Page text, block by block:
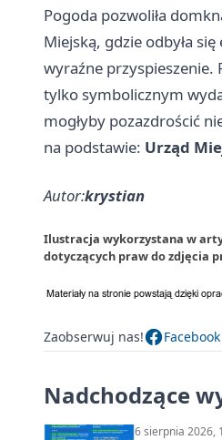
Pogoda pozwoliła
Miejską, gdzie odbyła
wyraźne przyspieszenie.
tylko symbolicznym
mogłyby pozazdrościć
na podstawie: Urząd
Autor:krystian
Ilustracja wykorzystana w
dotyczących praw do zdjęcia
Zaobserwuj nas! Facebook
Nadchodzące
6 sierpnia 2026,